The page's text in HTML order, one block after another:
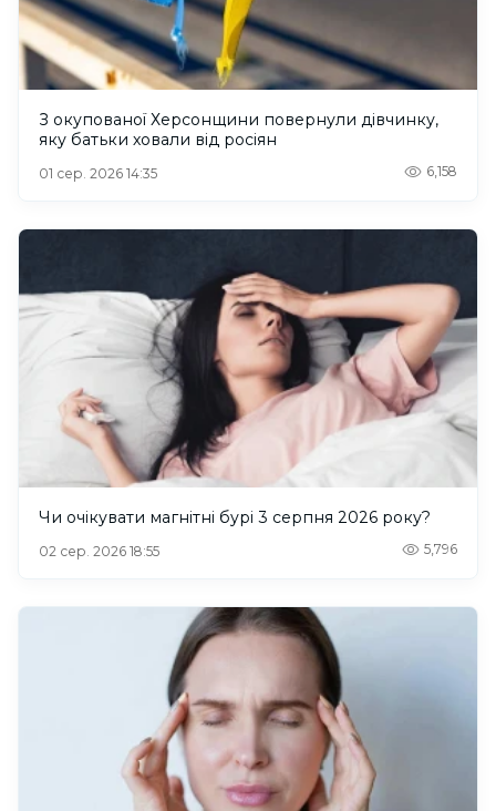
З окупованої Херсонщини повернули дівчинку,
яку батьки ховали від росіян
01 сер. 2026 14:35 6,158
Чи очікувати магнітні бурі 3 серпня 2026 року?
02 сер. 2026 18:55 5,796